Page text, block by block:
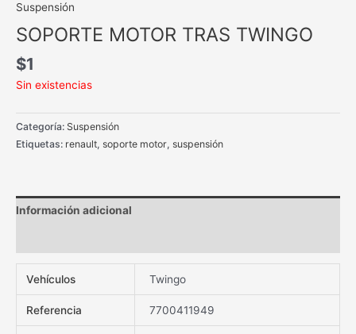
Suspensión
SOPORTE MOTOR TRAS TWINGO
$1
Sin existencias
Categoría: Suspensión
Etiquetas: renault, soporte motor, suspensión
Información adicional
Vehículos Twingo
Referencia 7700411949